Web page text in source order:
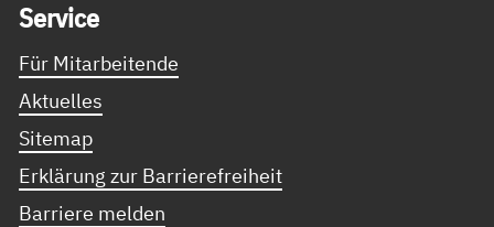
Ser­vice
Für Mitarbeitende
Aktuelles
Sitemap
Erklärung zur Barrierefreiheit
Barriere melden